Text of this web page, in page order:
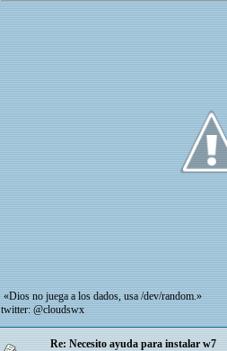
«Dios no juega a los dados, usa /dev/random.»
twitter: @cloudswx
Re: Necesito ayuda para instalar w7